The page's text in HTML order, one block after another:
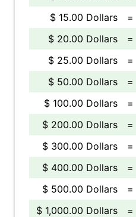
$ 15.00 Dollars
=
$ 20.00 Dollars
=
$ 25.00 Dollars
=
$ 50.00 Dollars
=
$ 100.00 Dollars
=
$ 200.00 Dollars
=
$ 300.00 Dollars
=
$ 400.00 Dollars
=
$ 500.00 Dollars
=
$ 1,000.00 Dollars
=